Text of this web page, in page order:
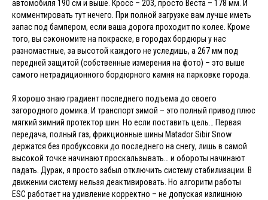
автомобиля 190 см и выше. Кросс – 203, просто Веста – 178 мм. И
комментировать тут нечего. При полной загрузке вам лучше иметь
запас под бампером, если ваша дорога проходит по колее. Кроме
того, вы сэкономите на покраске, в городах бордюры у нас
разномастные, за высотой каждого не уследишь, а 267 мм под
передней защитой (собственные измерения на фото) – это выше
самого нетрадиционного бордюрного камня на парковке города.
Я хорошо знаю градиент последнего подъема до своего
загородного домика. И транспорт зимой – это полный привод плюс
мягкий зимний протектор шин. Но если поставить цель… Первая
передача, полный газ, фрикционные шины Matador Sibir Snow
держатся без пробуксовки до последнего на снегу, лишь в самой
высокой точке начинают проскальзывать… и обороты начинают
падать. Дурак, я просто забыл отключить систему стабилизации. В
движении систему нельзя деактивировать. Но алгоритм работы
ESC работает на удивление корректно – не допуская излишнюю